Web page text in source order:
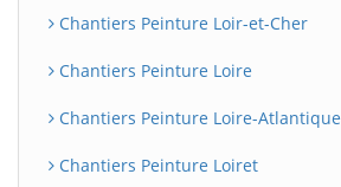
Chantiers Peinture Loir-et-Cher
Chantiers Peinture Loire
Chantiers Peinture Loire-Atlantique
Chantiers Peinture Loiret